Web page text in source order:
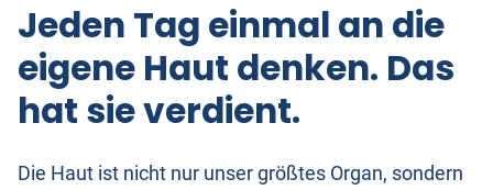
Jeden Tag einmal an die
eigene Haut denken. Das
hat sie verdient.
Die Haut ist nicht nur unser größtes Organ, sondern